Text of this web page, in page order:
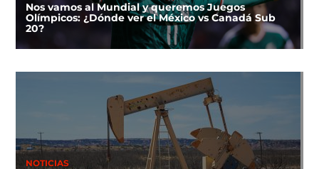
Nos vamos al Mundial y queremos Juegos
Olímpicos: ¿Dónde ver el México vs Canadá Sub
20?
NOTICIAS